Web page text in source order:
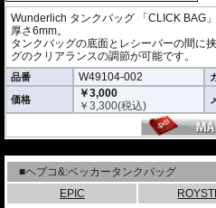
Wunderlich タンクバッグ 「CLICK BAG
厚さ6mm。
タンクバッグの底面とレシーバーの間に
グのクリアランスの調節が可能です。
品番 W49104-002
価格
￥3,000
￥3,300(税込)
■ヘプコ&:ベッカータンクバッグ
EPIC